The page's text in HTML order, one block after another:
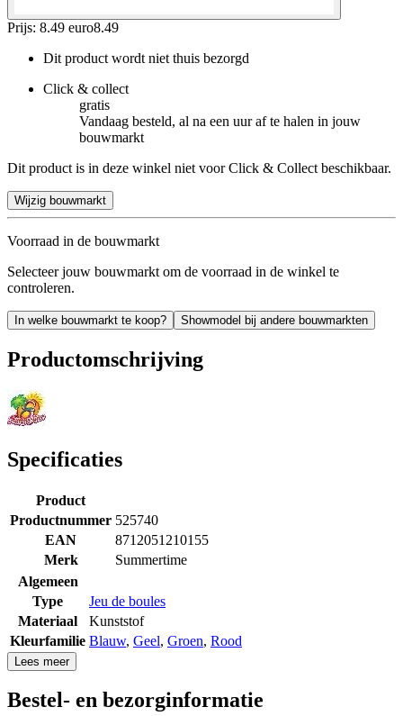
Prijs: 8.49 euro8.49
Dit product wordt niet thuis bezorgd
Click & collect
gratis
Vandaag besteld, al na een uur af te halen in jouw
bouwmarkt
Dit product is in deze winkel niet voor Click & Collect beschikbaar.
Wijzig bouwmarkt
Voorraad in de bouwmarkt
Selecteer jouw bouwmarkt om de voorraad in de winkel te
controleren.
In welke bouwmarkt te koop? Showmodel bij andere bouwmarkten
Productomschrijving
Specificaties
Product
Productnummer 525740
EAN
8712051210155
Merk
Summertime
Algemeen
Type
Jeu de boules
Materiaal
Kunststof
Kleurfamilie Blauw, Geel, Groen, Rood
Lees meer
Bestel- en bezorginformatie